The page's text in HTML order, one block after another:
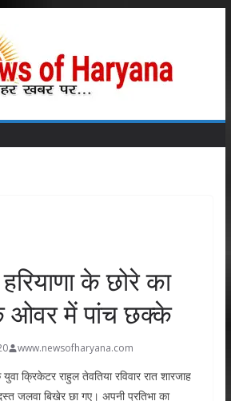
के छोरे का
ओवर में पांच छक्के
www.newsofharyana.com
युवा क्रिकेटर राहुल तेवतिया रविवार रात शारजाह
जलवा बिखेर छा गए। अपनी प्रतिभा का